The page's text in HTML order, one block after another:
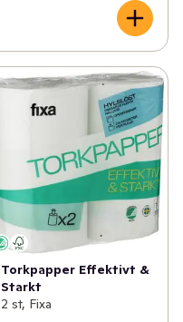
Torkpapper Effektivt &
Starkt
2 st, Fixa